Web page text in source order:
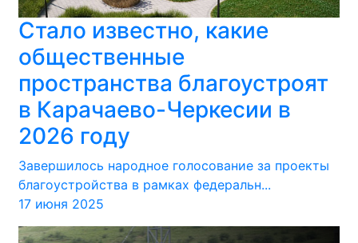
Стало известно, какие
общественные
пространства благоустроят
в Карачаево-Черкесии в
2026 году
Завершилось народное голосование за проекты
благоустройства в рамках федеральн...
17 июня 2025